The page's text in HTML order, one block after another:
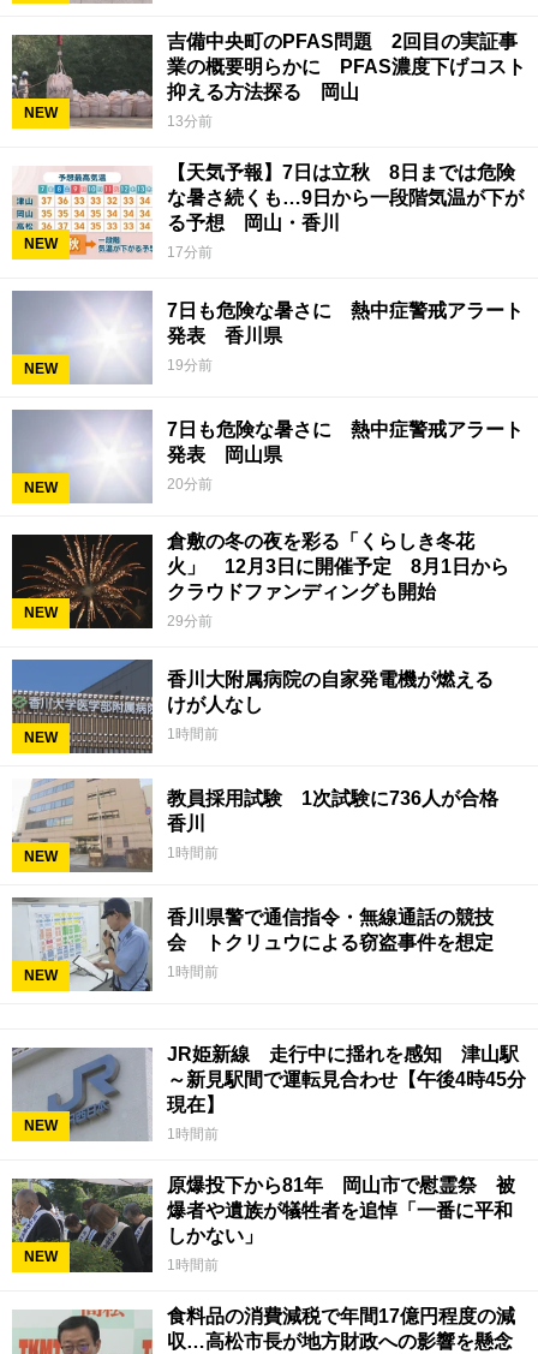
NEW
吉備中央町のPFAS問題 2回目の実証事
業の概要明らかに PFAS濃度下げコスト
抑える方法探る 岡山
13分前
NEW
【天気予報】7日は立秋 8日までは危険
な暑さ続くも…9日から一段階気温が下が
る予想 岡山・香川
17分前
NEW
7日も危険な暑さに 熱中症警戒アラート
発表 香川県
19分前
NEW
7日も危険な暑さに 熱中症警戒アラート
発表 岡山県
20分前
NEW
倉敷の冬の夜を彩る「くらしき冬花
火」 12月3日に開催予定 8月1日から
クラウドファンディングも開始
29分前
NEW
香川大附属病院の自家発電機が燃える
けが人なし
1時間前
NEW
教員採用試験 1次試験に736人が合格
香川
1時間前
NEW
香川県警で通信指令・無線通話の競技
会 トクリュウによる窃盗事件を想定
1時間前
NEW
JR姫新線 走行中に揺れを感知 津山駅
～新見駅間で運転見合わせ【午後4時45分
現在】
1時間前
NEW
原爆投下から81年 岡山市で慰霊祭 被
爆者や遺族が犠牲者を追悼「一番に平和
しかない」
1時間前
食料品の消費減税で年間17億円程度の減
収…高松市長が地方財政への影響を懸念